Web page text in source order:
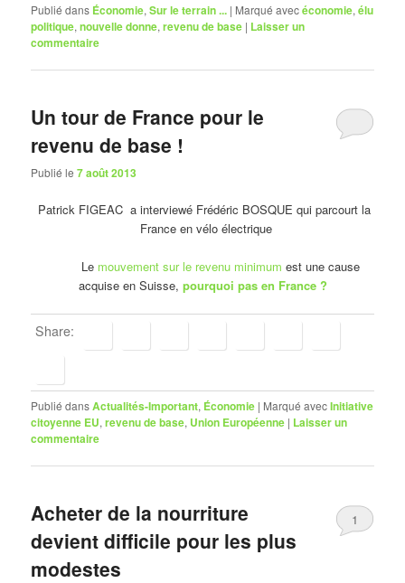
Publié dans Économie,Sur le terrain ... | Marqué avecéconomie,élu
politique,nouvelle donne,revenu de base | Laisser un
commentaire
Un tour de France pour le
revenu de base !
Publié le7 août 2013
Patrick FIGEAC a interviewé Frédéric BOSQUE qui parcourt la
France en vélo électrique
Le mouvement sur le revenu minimum est une cause
acquise en Suisse, pourquoi pas en France ?
Share:
Publié dansActualités-Important, Économie | Marqué avecInitiative
citoyenne EU,revenu de base, Union Européenne | Laisser un
commentaire
Acheter de la nourriture
devient difficile pour les plus
modestes
1